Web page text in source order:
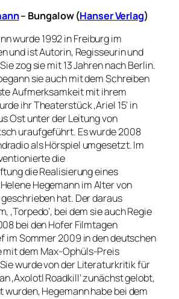
– Bungalow (Hanser Verlag)
wurde 1992 in Freiburg im
und ist Autorin, Regisseurin und
zog sie mit 13 Jahren nach Berlin.
sie auch mit dem Schreiben
Aufmerksamkeit mit ihrem
ihr Theaterstück ‚Ariel 15‘ in
Ost unter der Leitung von
uraufgeführt. Es wurde 2008
als Hörspiel umgesetzt. Im
die
die Realisierung eines
Hegemann im Alter von
hat. Der daraus
‚Torpedo‘, bei dem sie auch Regie
bei den Hofer Filmtagen
im Sommer 2009 in den deutschen
mit dem Max-Ophüls-Preis
wurde von der Literaturkritik für
‚Axolotl Roadkill‘ zunächst gelobt,
wurden, Hegemann habe bei dem